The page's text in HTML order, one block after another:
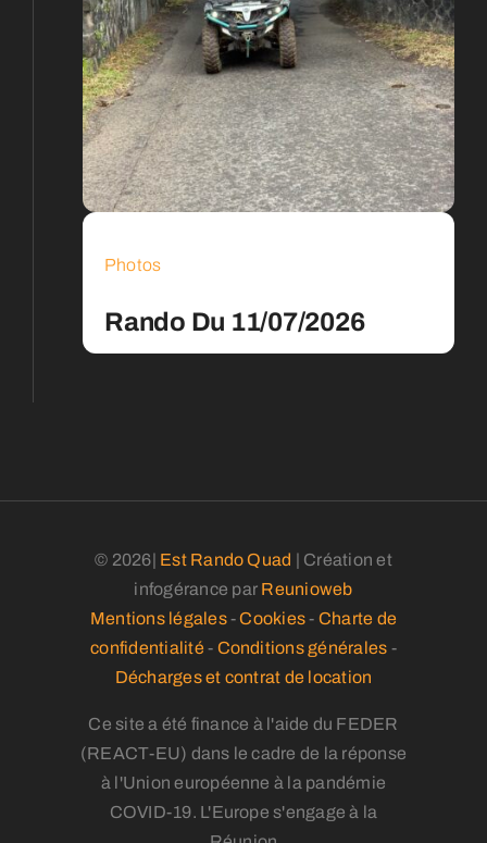
Photos
Rando Du 11/07/2026
© 2026| Est Rando Quad | Création et
infogérance par Reunioweb
Mentions légales-Cookies- Charte de
confidentialité- Conditions générales -
Décharges et contrat de location
Ce site a été finance à l'aide du FEDER
(REACT-EU) dans le cadre de la réponse
à l'Union européenne à la pandémie
COVID-19. L'Europe s'engage à la